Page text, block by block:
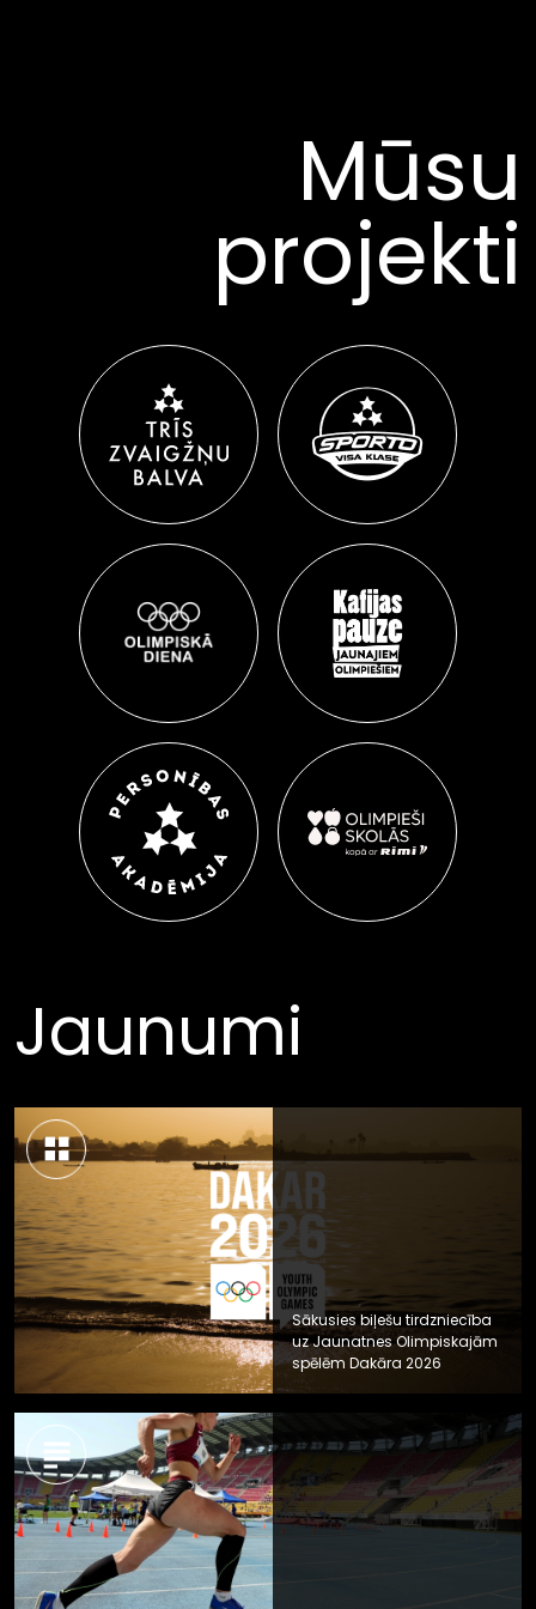
Mūsu
projekti
Jaunumi
Sākusies biļešu tirdzniecība
uz Jaunatnes Olimpiskajām
spēlēm Dakāra 2026